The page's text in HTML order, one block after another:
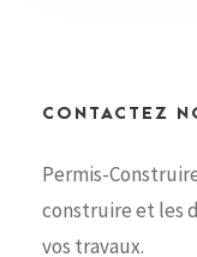
CONTACTEZ
Permis-
construire et les
vos travaux.